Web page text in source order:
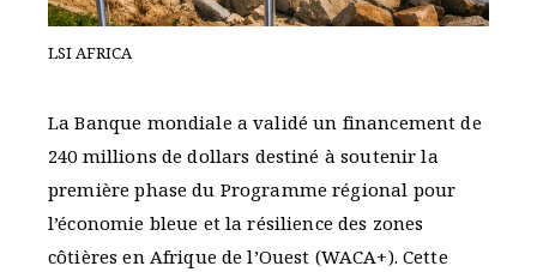
LSI AFRICA
La Banque mondiale a validé un financement de
240 millions de dollars destiné à soutenir la
première phase du Programme régional pour
l’économie bleue et la résilience des zones
côtières en Afrique de l’Ouest (WACA+). Cette